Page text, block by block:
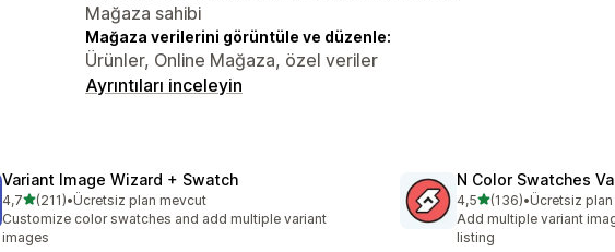
Mağaza sahibi
Mağaza verilerini görüntüle ve düzenle:
Ürünler, Online Mağaza, özel veriler
Ayrıntıları inceleyin
Variant Image Wizard + Swatch
4,75 yıldız üzerinden
(211)
toplam 211 değerlendirme
•Ücretsiz plan mevcut
Customize color swatches and add multiple variant
images
N Color Swatches
4,55 yıldız üzerinden
(136)
toplam 136•Ücretsiz
Add multiple variant
listing